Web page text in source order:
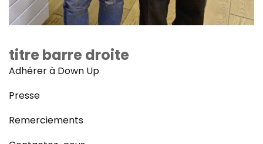
titre barre droite
Adhérer à Down Up
Presse
Remerciements